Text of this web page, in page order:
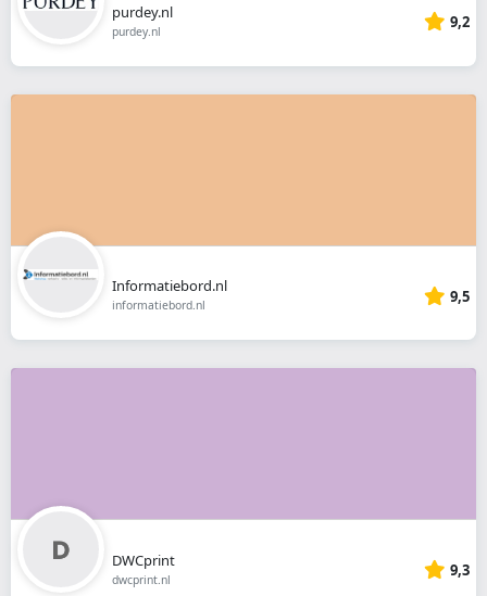
purdey.nl
purdey.nl 9,2
Informatiebord.nl
informatiebord.nl 9,5
DWCprint
dwcprint.nl 9,3